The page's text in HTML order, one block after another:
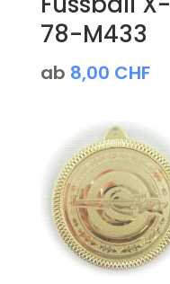
78-M433
ab 8,00 CHF